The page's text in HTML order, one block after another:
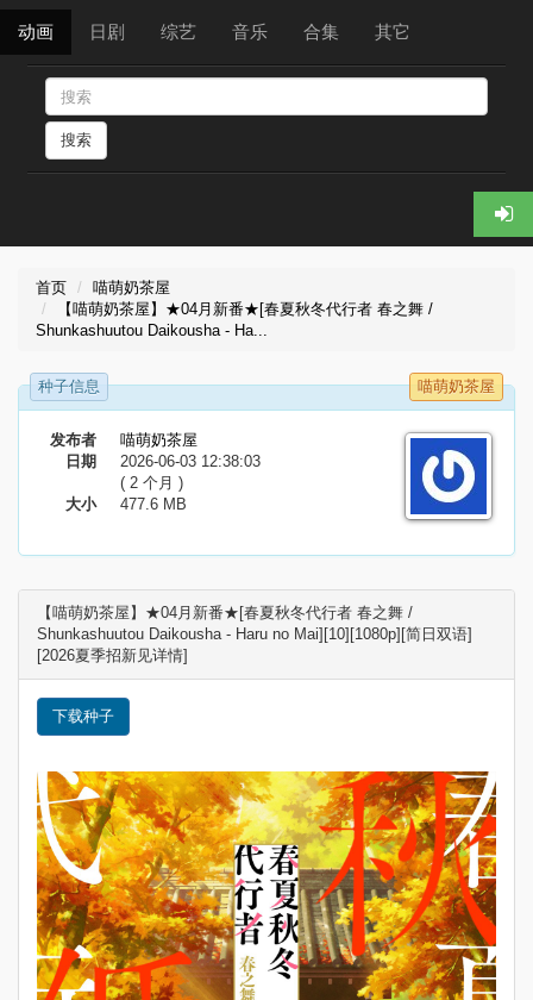
动画 日剧 综艺 音乐 合集 其它
搜索
首页
喵萌奶茶屋
【喵萌奶茶屋】★04月新番★[春夏秋冬代行者 春之舞 /
Shunkashuutou Daikousha - Ha...
种子信息 喵萌奶茶屋
发布者
喵萌奶茶屋
日期
2026-06-03 12:38:03
( 2 个月 )
大小
477.6 MB
【喵萌奶茶屋】★04月新番★[春夏秋冬代行者 春之舞 /
Shunkashuutou Daikousha - Haru no Mai][10][1080p][简日双语]
[2026夏季招新见详情]
下载种子